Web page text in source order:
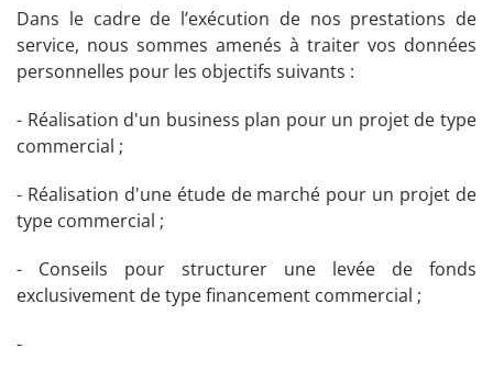
Dans le cadre de l’exécution de nos prestations de
service, nous sommes amenés à traiter vos données
personnelles pour les objectifs suivants :
- Réalisation d'un business plan pour un projet de type
commercial ;
- Réalisation d'une étude de marché pour un projet de
type commercial ;
- Conseils pour structurer une levée de fonds
exclusivement de type financement commercial ;
-